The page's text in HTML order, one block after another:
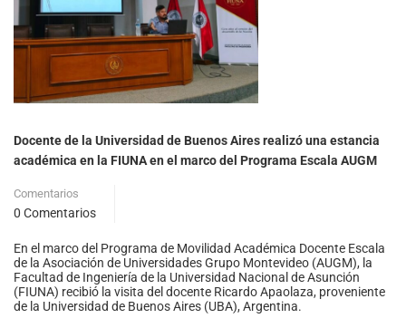
Docente de la Universidad de Buenos Aires realizó una estancia
académica en la FIUNA en el marco del Programa Escala AUGM
Comentarios
0 Comentarios
En el marco del Programa de Movilidad Académica Docente Escala
de la Asociación de Universidades Grupo Montevideo (AUGM), la
Facultad de Ingeniería de la Universidad Nacional de Asunción
(FIUNA) recibió la visita del docente Ricardo Apaolaza, proveniente
de la Universidad de Buenos Aires (UBA), Argentina.